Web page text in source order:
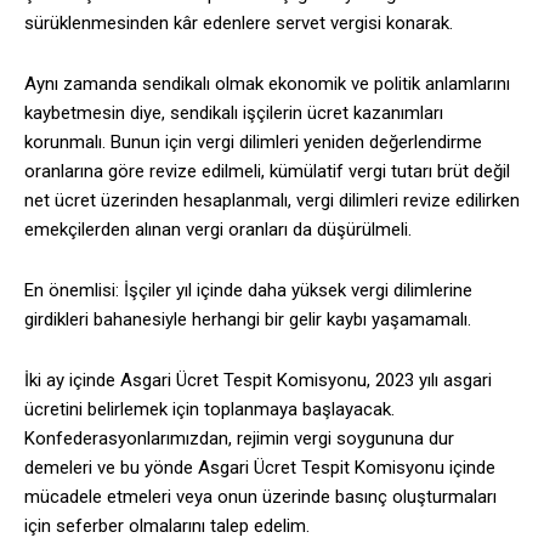
sürüklenmesinden kâr edenlere servet vergisi konarak.
Aynı zamanda sendikalı olmak ekonomik ve politik anlamlarını
kaybetmesin diye, sendikalı işçilerin ücret kazanımları
korunmalı. Bunun için vergi dilimleri yeniden değerlendirme
oranlarına göre revize edilmeli, kümülatif vergi tutarı brüt değil
net ücret üzerinden hesaplanmalı, vergi dilimleri revize edilirken
emekçilerden alınan vergi oranları da düşürülmeli.
En önemlisi: İşçiler yıl içinde daha yüksek vergi dilimlerine
girdikleri bahanesiyle herhangi bir gelir kaybı yaşamamalı.
İki ay içinde Asgari Ücret Tespit Komisyonu, 2023 yılı asgari
ücretini belirlemek için toplanmaya başlayacak.
Konfederasyonlarımızdan, rejimin vergi soygununa dur
demeleri ve bu yönde Asgari Ücret Tespit Komisyonu içinde
mücadele etmeleri veya onun üzerinde basınç oluşturmaları
için seferber olmalarını talep edelim.